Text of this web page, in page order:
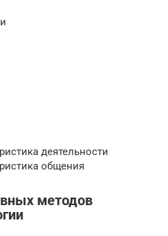
деятельности
общения
методов